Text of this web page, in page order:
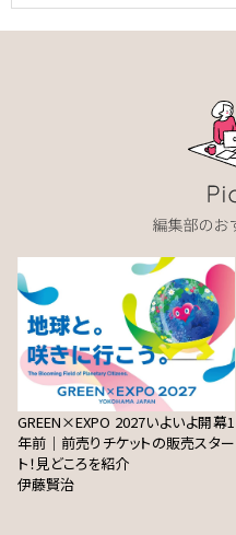
GREEN×EXPO 2027いよいよ開幕1
年前｜前売りチケットの販売スター
ト！見どころを紹介
伊藤賢治